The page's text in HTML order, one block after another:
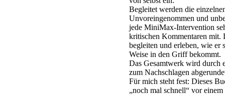
Begleitet werden die
Unvoreingenommen und
jede MiniMax-Intervention
kritischen Kommentaren mit.
begleiten und erleben, wie er
Weise in den Griff bekommt.
Das Gesamtwerk wird durch
zum Nachschlagen
Für mich steht fest: Dieses
„noch mal schnell“ vor